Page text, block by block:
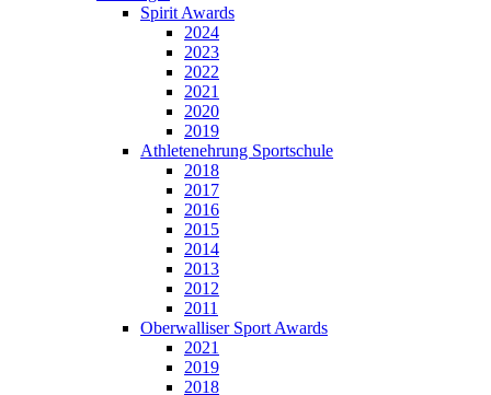
Spirit Awards
2024
2023
2022
2021
2020
2019
Athletenehrung Sportschule
2018
2017
2016
2015
2014
2013
2012
2011
Oberwalliser Sport Awards
2021
2019
2018